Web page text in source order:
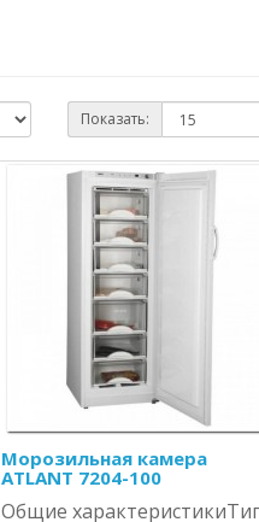
Показать:
Морозильная камера
ATLANT 7204-100
Общие